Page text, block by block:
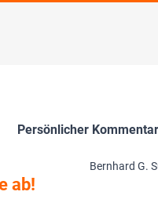
Persönlicher Kommentar
Bernhard G.
ab!